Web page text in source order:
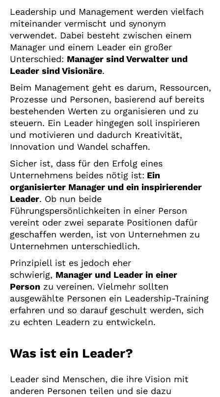
Leadership und Management werden vielfach
miteinander vermischt und synonym
verwendet. Dabei besteht zwischen einem
Manager und einem Leader ein großer
Unterschied: Manager sind Verwalter und
Leader sind Visionäre.
Beim Management geht es darum, Ressourcen,
Prozesse und Personen, basierend auf bereits
bestehenden Werten zu organisieren und zu
steuern. Ein Leader hingegen soll inspirieren
und motivieren und dadurch Kreativität,
Innovation und Wandel schaffen.
Sicher ist, dass für den Erfolg eines
Unternehmens beides nötig ist: Ein
organisierter Manager und ein inspirierender
Leader. Ob nun beide
Führungspersönlichkeiten in einer Person
vereint oder zwei separate Positionen dafür
geschaffen werden, ist von Unternehmen zu
Unternehmen unterschiedlich.
Prinzipiell ist es jedoch eher
schwierig, Manager und Leader in einer
Person zu vereinen. Vielmehr sollten
ausgewählte Personen ein Leadership-Training
erfahren und so darauf geschult werden, sich
zu echten Leadern zu entwickeln.
Was ist ein Leader?
Leader sind Menschen, die ihre Vision mit
anderen Personen teilen und sie dazu